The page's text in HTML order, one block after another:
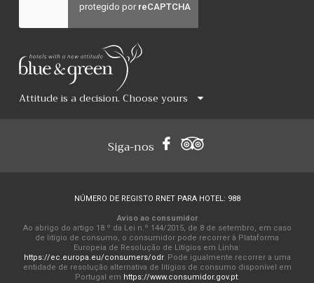
Attitude is a decision. Choose yours
Siga-nos
NÚMERO DE REGISTO RNET PARA HOTEL: 988
Aviso ao consumidor
Ao abrigo do artigo 18.º da Lei n.º 144/2015, de 8 de setembro, em caso
de litígio de consumo, o consumidor pode recorrer à Plataforma
Europeia de Resolução de Litígios em Linha:
https://ec.europa.eu/consumers/odr. Pode igualmente recorrer a uma
entidade de resolução alternativa de litígios de consumo disponível em
Portugal em https://www.consumidor.gov.pt.